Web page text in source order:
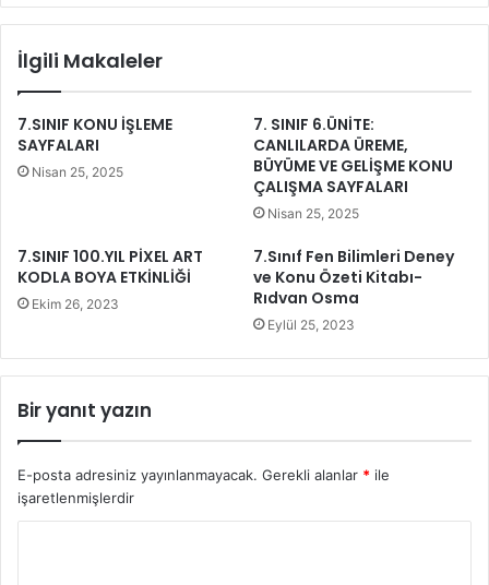
İlgili Makaleler
7.SINIF KONU İŞLEME
SAYFALARI
Nisan 25, 2025
7. SINIF 6.ÜNİTE:
CANLILARDA ÜREME,
BÜYÜME VE GELİŞME KONU
ÇALIŞMA SAYFALARI
Nisan 25, 2025
7.SINIF 100.YIL PİXEL ART
KODLA BOYA ETKİNLİĞİ
Ekim 26, 2023
7.Sınıf Fen Bilimleri Deney
ve Konu Özeti Kitabı-
Rıdvan Osma
Eylül 25, 2023
Bir yanıt yazın
E-posta adresiniz yayınlanmayacak. Gerekli alanlar * ile
işaretlenmişlerdir